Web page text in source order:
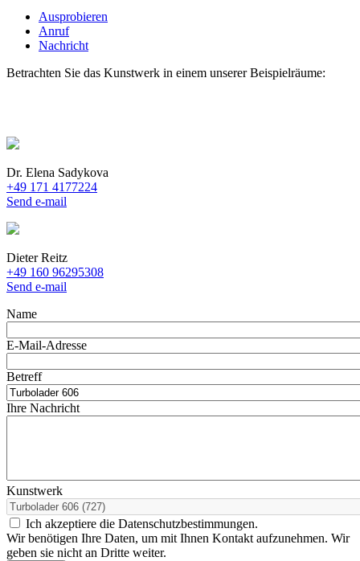
Ausprobieren
Anruf
Nachricht
Betrachten Sie das Kunstwerk in einem unserer Beispielräume:
Dr. Elena Sadykova
+49 171 4177224
Send e-mail
Dieter Reitz
+49 160 96295308
Send e-mail
Name
E-Mail-Adresse
Betreff
Ihre Nachricht
Kunstwerk
Ich akzeptiere die Datenschutzbestimmungen.
Wir benötigen Ihre Daten, um mit Ihnen Kontakt aufzunehmen. Wir
geben sie nicht an Dritte weiter.